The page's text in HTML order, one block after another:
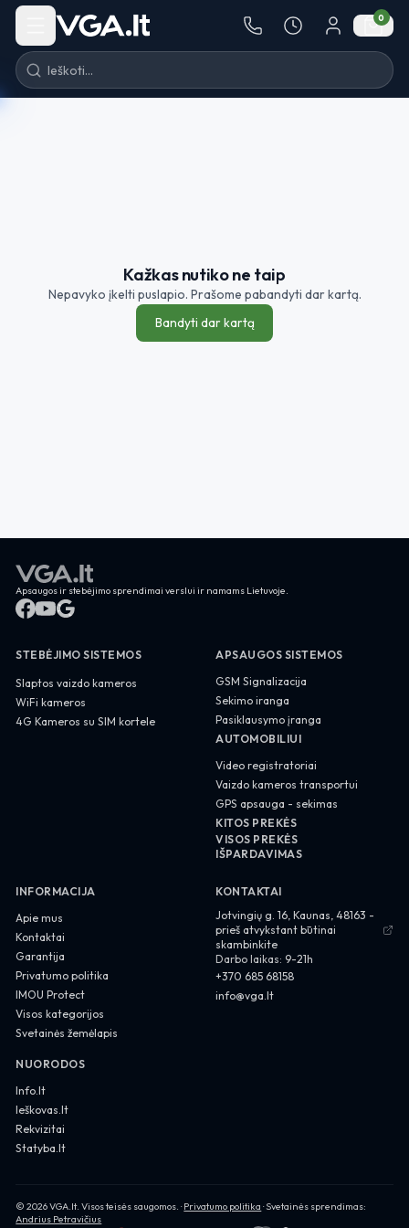
Pereiti į turinį
0
Kažkas nutiko ne taip
Nepavyko įkelti puslapio. Prašome pabandyti dar kartą.
Bandyti dar kartą
Apsaugos ir stebėjimo sprendimai verslui ir namams Lietuvoje.
STEBĖJIMO SISTEMOS
Slaptos vaizdo kameros
WiFi kameros
4G Kameros su SIM kortele
APSAUGOS SISTEMOS
GSM Signalizacija
Sekimo iranga
Pasiklausymo įranga
AUTOMOBILIUI
Video registratoriai
Vaizdo kameros transportui
GPS apsauga - sekimas
KITOS PREKĖS
VISOS PREKĖS
IŠPARDAVIMAS
INFORMACIJA
Apie mus
Kontaktai
Garantija
Privatumo politika
IMOU Protect
Visos kategorijos
Svetainės žemėlapis
NUORODOS
Info.lt
Ieškovas.lt
Rekvizitai
Statyba.lt
KONTAKTAI
Jotvingių g. 16, Kaunas, 48163 -
prieš atvykstant būtinai
skambinkite
Darbo laikas: 9-21h
+370 685 68158
info@vga.lt
©2026VGA.lt. Visos teisės saugomos. ·Privatumo politika Privacy Policy
· Svetainės sprendimas:
Andrius Petravičius